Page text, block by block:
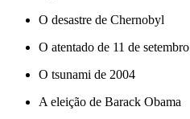
O desastre de Chernobyl
O atentado de 11 de setembro
O tsunami de 2004
A eleição de Barack Obama